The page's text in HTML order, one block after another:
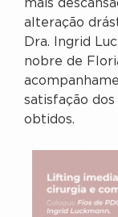
mais
alteração
Dra. Ingrid
nobre de
satisfação
obtidos.